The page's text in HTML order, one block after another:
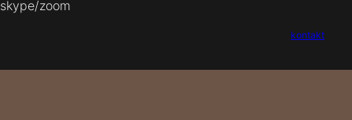
skype/zoom
kontakt